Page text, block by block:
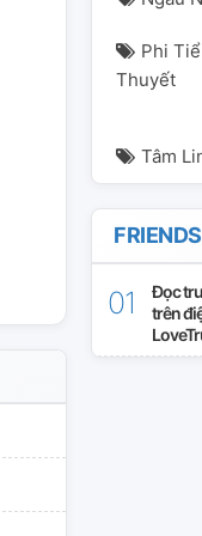
Phi
Thuyết
Tâm
FRIENDS
Đọc
trên